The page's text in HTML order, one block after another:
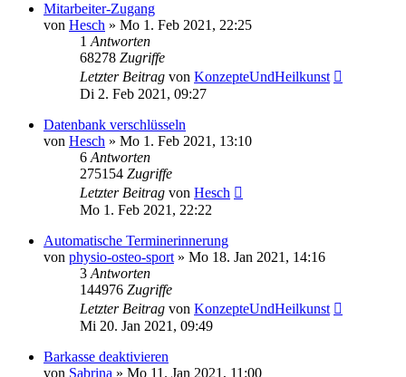
Mitarbeiter-Zugang
von Hesch » Mo 1. Feb 2021, 22:25
1 Antworten
68278 Zugriffe
Letzter Beitrag von KonzepteUndHeilkunst
Di 2. Feb 2021, 09:27
Datenbank verschlüsseln
von Hesch » Mo 1. Feb 2021, 13:10
6 Antworten
275154 Zugriffe
Letzter Beitrag von Hesch
Mo 1. Feb 2021, 22:22
Automatische Terminerinnerung
von physio-osteo-sport » Mo 18. Jan 2021, 14:16
3 Antworten
144976 Zugriffe
Letzter Beitrag von KonzepteUndHeilkunst
Mi 20. Jan 2021, 09:49
Barkasse deaktivieren
von Sabrina » Mo 11. Jan 2021, 11:00